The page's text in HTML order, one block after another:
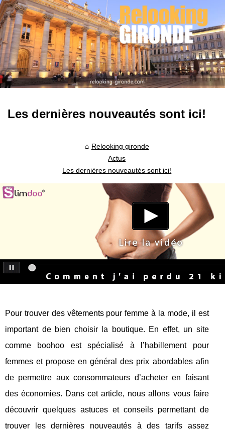
Les dernières nouveautés sont ici!
Relooking gironde
Actus
Les dernières nouveautés sont ici!
Pour trouver des vêtements pour femme à la mode, il est
important de bien choisir la boutique. En effet, un site
comme boohoo est spécialisé à l’habillement pour
femmes et propose en général des prix abordables afin
de permettre aux consommateurs d’acheter en faisant
des économies. Dans cet article, nous allons vous faire
découvrir quelques astuces et conseils permettant de
trouver les dernières nouveautés à des tarifs assez